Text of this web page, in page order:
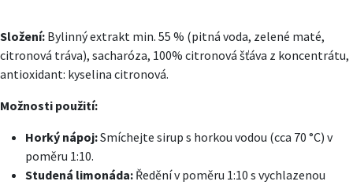
Složení: Bylinný extrakt min. 55 % (pitná voda, zelené maté,
citronová tráva), sacharóza, 100% citronová šťáva z koncentrátu,
antioxidant: kyselina citronová.
Možnosti použití:
Horký nápoj:Smíchejte sirup s horkou vodou (cca 70 °C) v
poměru 1:10.
Studená limonáda: Ředění v poměru 1:10 s vychlazenou